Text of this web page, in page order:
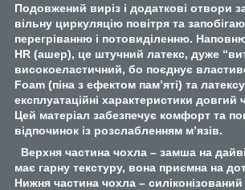
Подовжений виріз і додаткові отвори
вільну циркуляцію повітря та
перегріванню і потовиділенню.
HR (ашер), це штучний латекс, дуже
високоеластичний, бо поєднує
Foam (піна з ефектом пам’яті) та
експлуатаційні характеристики довгий
Цей матеріал забезпечує комфорт та
відпочинок із розслабленням м’язів.
Верхня частина чохла – замша на
має гарну текстуру, вона приємна на
Нижня частина чохла – силіконізований